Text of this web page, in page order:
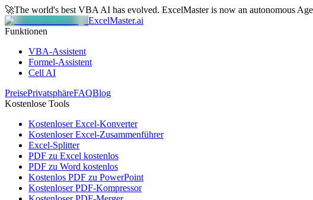
🚀The world's best VBA AI has evolved. ExcelMaster is now an autonomous
ExcelMaster.ai
Funktionen
VBA-Assistent
Formel-Assistent
Cell AI
PreisePrivatsphäreFAQBlog
Kostenlose Tools
Kostenloser Excel-Konverter
Kostenloser Excel-Zusammenführer
Excel-Splitter
PDF zu Excel kostenlos
PDF zu Word kostenlos
Kostenlos PDF zu PowerPoint
Kostenloser PDF-Kompressor